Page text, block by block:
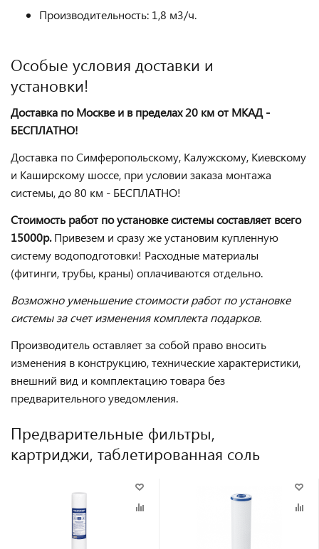
Производительность: 1,8 м3/ч.
Особые условия доставки и
установки!
Доставка по Москве и в пределах 20 км от МКАД -
БЕСПЛАТНО!
Доставка по Симферопольскому, Калужскому, Киевскому
и Каширскому шоссе, при условии заказа монтажа
системы, до 80 км - БЕСПЛАТНО!
Стоимость работ по установке системы составляет всего
15000р.Привезем и сразу же установим купленную
систему водоподготовки! Расходные материалы
(фитинги, трубы, краны) оплачиваются отдельно.
Возможно уменьшение стоимости работ по установке
системы за счет изменения комплекта подарков.
Производитель оставляет за собой право вносить
изменения в конструкцию, технические характеристики,
внешний вид и комплектацию товара без
предварительного уведомления.
Предварительные фильтры,
картриджи, таблетированная соль